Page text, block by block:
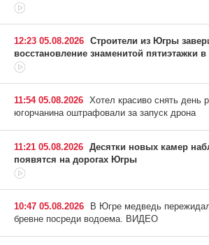
12:23 05.08.2026 Строители из Югры
восстановление знаменитой пятиэтажки
11:54 05.08.2026 Хотел красиво снять день
югорчанина оштрафовали за запуск дрона
11:21 05.08.2026 Десятки новых камер
появятся на дорогах Югры
10:47 05.08.2026
В Югре медведь
бревне посреди водоема. ВИДЕО